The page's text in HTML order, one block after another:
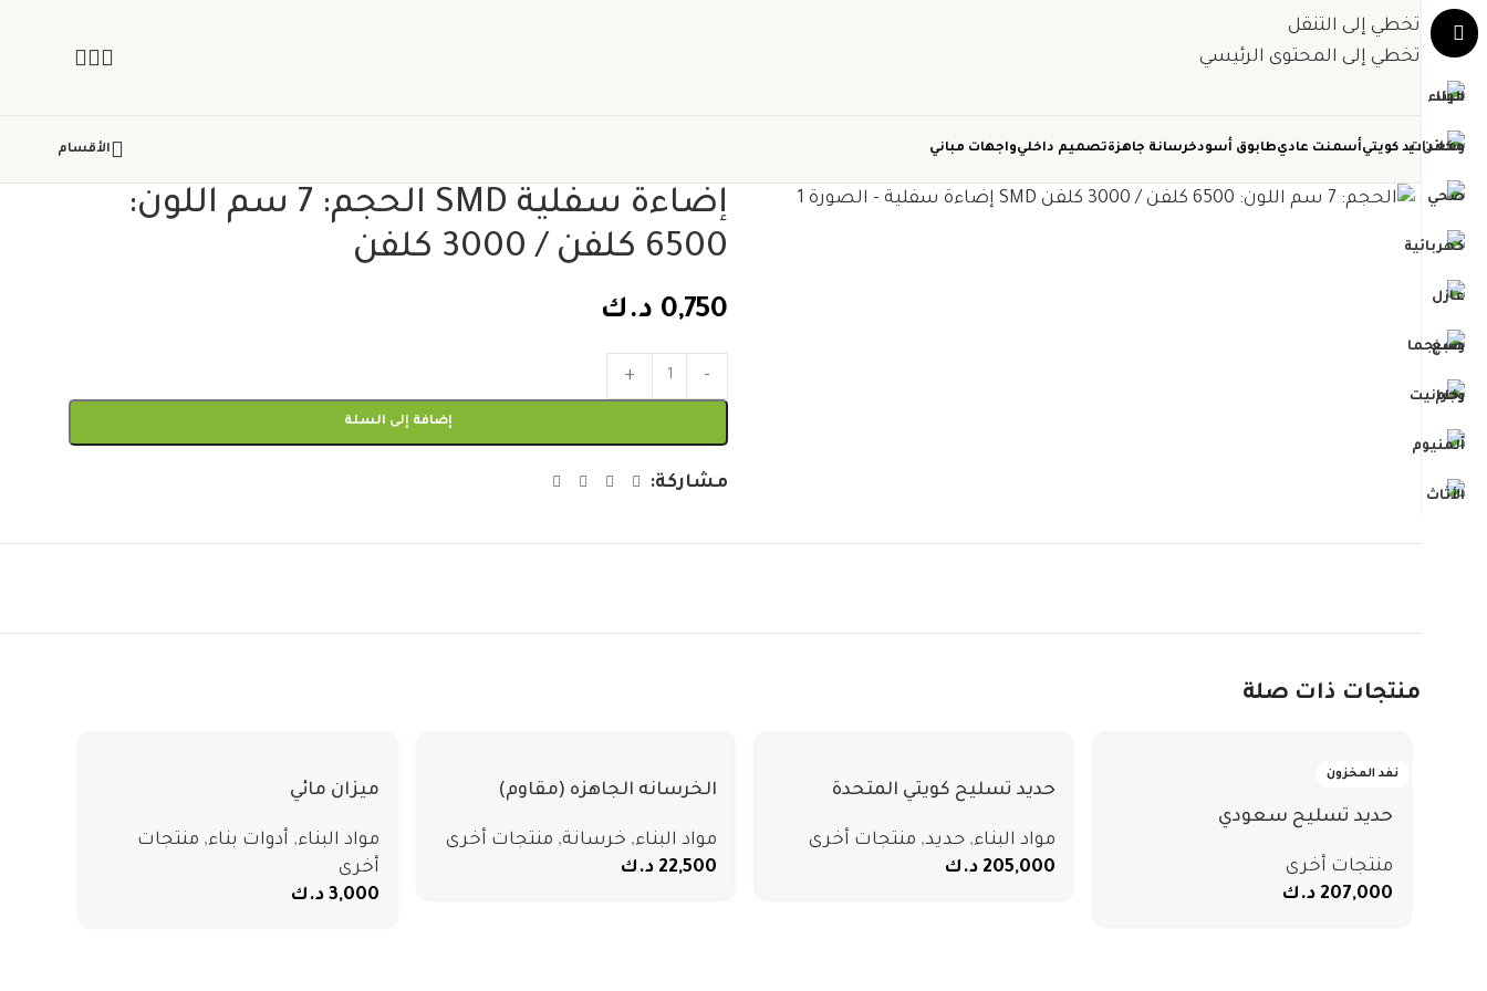
تخطي إلى التنقل
تخطي إلى المحتوى الرئيسي
حديد كويتيأسمنت عاديطابوق أسودخرسانة جاهزةتصميم داخليواجهات مباني الأقسام
إضاءة سفلية SMD الحجم: 7 سم اللون:
6500 كلفن / 3000 كلفن
0,750 د.ك
إضافة إلى السلة
مشاركة:
منتجات ذات صلة
نفد المخزون
حديد تسليح سعودي
منتجات أخرى
207,000 د.ك
حديد تسليح كويتي المتحدة
مواد البناء, حديد, منتجات أخرى
205,000 د.ك
الخرسانه الجاهزه (مقاوم)
مواد البناء, خرسانة, منتجات أخرى
22,500 د.ك
ميزان مائي
مواد البناء, أدوات بناء, منتجات
أخرى
3,000 د.ك